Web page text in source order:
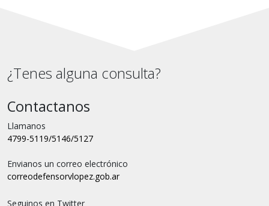
¿Tenes alguna consulta?
Contactanos
Llamanos
4799-5119/5146/5127
Envianos un correo electrónico
correodefensorvlopez.gob.ar
Seguinos en Twitter